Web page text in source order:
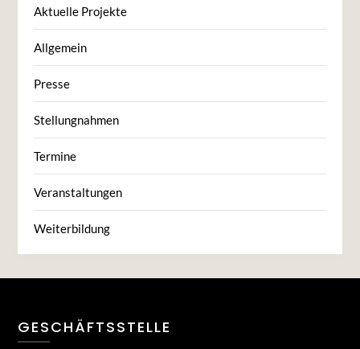
Aktuelle Projekte
Allgemein
Presse
Stellungnahmen
Termine
Veranstaltungen
Weiterbildung
GESCHÄFTSSTELLE